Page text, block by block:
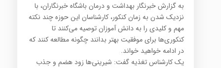
به گزارش خبرنگار بهداشت و درمان باشگاه خبرنگاران، با
نزدیک شدن به زمان کنکور، کارشناسان این حوزه چند نکته
مهم و کلیدی را به دانش آموزان توصیه می‌کنند تا
کنکوری‌ها برای موفقیت بهتر بدانند چگونه مطالعه کنند که
در ادامه خواهید خواند.
یک کارشناس تغذیه گفت: شیرینی‌ها زود هضم و جذب